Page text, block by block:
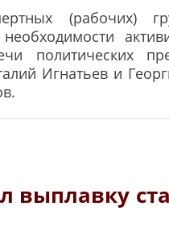
(рабочих)
политических
Игнатьев и
выплавку